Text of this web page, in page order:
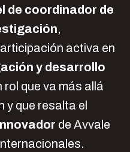
de coordinador de
,
activa en
y desarrollo
que va más allá
y que resalta el
de Avvale